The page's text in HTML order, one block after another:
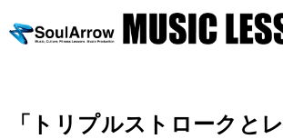
「トリプルストロークと